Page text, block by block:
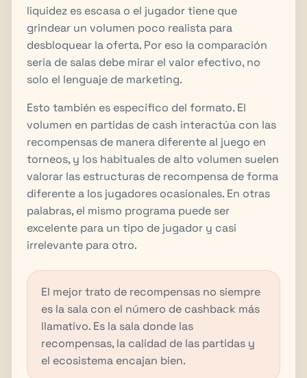
liquidez es escasa o el jugador tiene que
grindear un volumen poco realista para
desbloquear la oferta. Por eso la comparación
seria de salas debe mirar el valor efectivo, no
solo el lenguaje de marketing.
Esto también es específico del formato. El
volumen en partidas de cash interactúa con las
recompensas de manera diferente al juego en
torneos, y los habituales de alto volumen suelen
valorar las estructuras de recompensa de forma
diferente a los jugadores ocasionales. En otras
palabras, el mismo programa puede ser
excelente para un tipo de jugador y casi
irrelevante para otro.
El mejor trato de recompensas no siempre
es la sala con el número de cashback más
llamativo. Es la sala donde las
recompensas, la calidad de las partidas y
el ecosistema encajan bien.